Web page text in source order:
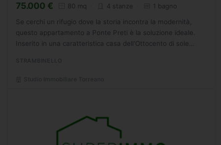
75.000 € 80 mq 4 stanze 1 bagno
Se cerchi un rifugio dove la storia incontra la modernità,
questo appartamento a Ponte Preti è la soluzione ideale.
Inserito in una caratteristica casa dell'Ottocento di sole